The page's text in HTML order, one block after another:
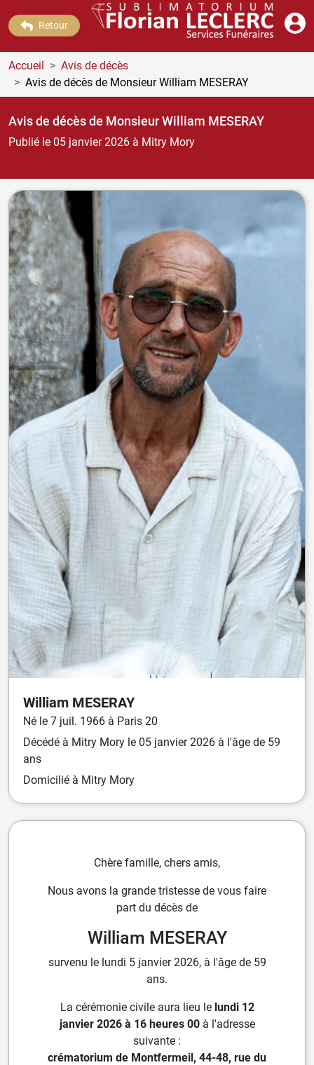
Retour
Accueil
Avis de décès
Avis de décès de Monsieur William MESERAY
Avis de décès de Monsieur William MESERAY
Publié le 05 janvier 2026 à Mitry Mory
William MESERAY
Né le 7 juil. 1966 à Paris 20
Décédé à Mitry Mory le 05 janvier 2026 à l'âge de 59
ans
Domicilié à Mitry Mory
Chère famille, chers amis,
Nous avons la grande tristesse de vous faire
part du décès de
William MESERAY
survenu le lundi 5 janvier 2026, à l'âge de 59
ans.
La cérémonie civile aura lieu le lundi 12
janvier 2026 à 16 heures 00à l'adresse
suivante :
crématorium de Montfermeil, 44-48, rue du